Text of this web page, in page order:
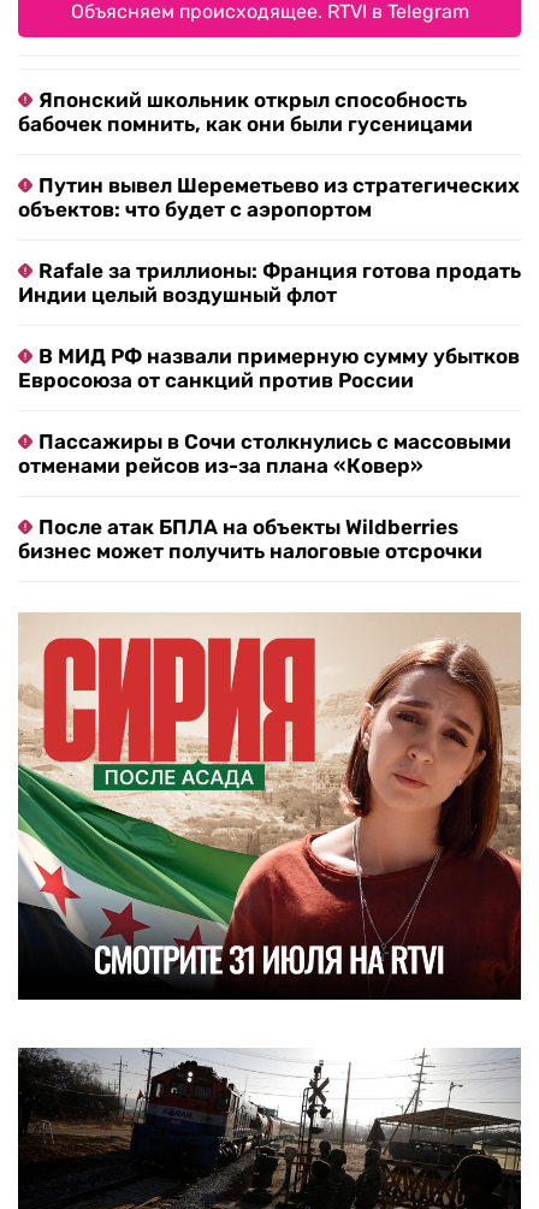
Объясняем происходящее. RTVI в Telegram
Японский школьник открыл способность
бабочек помнить, как они были гусеницами
Путин вывел Шереметьево из стратегических
объектов: что будет с аэропортом
Rafale за триллионы: Франция готова продать
Индии целый воздушный флот
В МИД РФ назвали примерную сумму убытков
Евросоюза от санкций против России
Пассажиры в Сочи столкнулись с массовыми
отменами рейсов из-за плана «Ковер»
После атак БПЛА на объекты Wildberries
бизнес может получить налоговые отсрочки